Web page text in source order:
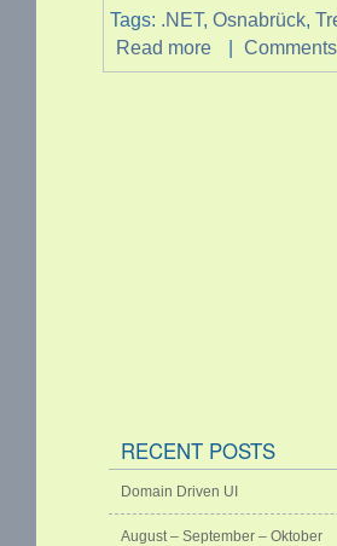
Tags: .NET, Osnabrück,
Read more
RECENT POSTS
Domain Driven UI
August – September – Oktober